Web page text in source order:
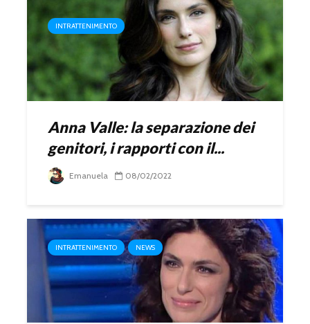
INTRATTENIMENTO
Anna Valle: la separazione dei
genitori, i rapporti con il...
Emanuela 08/02/2022
INTRATTENIMENTO NEWS